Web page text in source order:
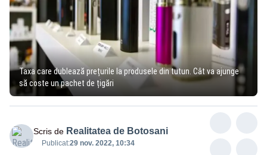
Taxa care dublează prețurile la produsele din tutun. Cât va ajunge
să coste un pachet de țigări
Scris de Realitatea de Botosani
Publicat:29 nov. 2022, 10:34